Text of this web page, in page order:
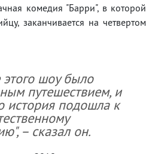
комедия "Барри", в которой
заканчивается на четвертом
этого шоу было
путешествием, и
история подошла к
– сказал он.